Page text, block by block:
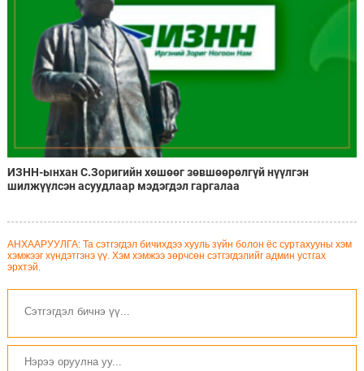
ИЗНН-ынхан С.Зоригийн хөшөөг зөвшөөрөлгүй нүүлгэн
шилжүүлсэн асуудлаар мэдэгдэл гаргалаа
АНХААРУУЛГА: Та сэтгэгдэл бичихдээ хууль зүйн болон ёс суртахууны хэм
хэмжээг хүндэтгэнэ үү. Хэм хэмжээ зөрчсөн сэтгэгдэлийг админ устгах
эрхтэй.